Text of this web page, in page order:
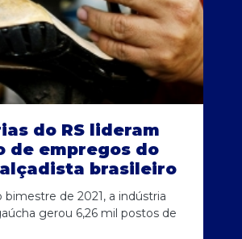
do RS lideram
de empregos do
brasileiro
bimestre de 2021, a indústria
gerou 6,26 mil postos de